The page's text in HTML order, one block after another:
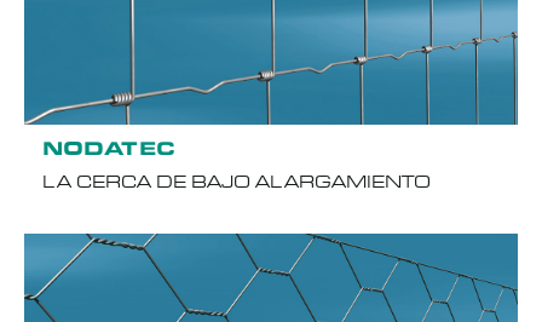
NODATEC
LA CERCA DE BAJO ALARGAMIENTO